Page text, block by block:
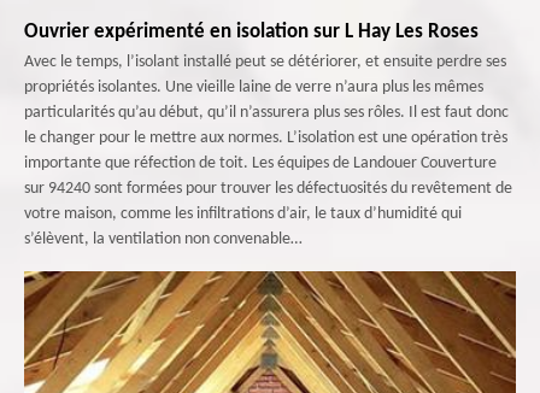
Ouvrier expérimenté en isolation sur L Hay Les Roses
Avec le temps, l’isolant installé peut se détériorer, et ensuite perdre ses
propriétés isolantes. Une vieille laine de verre n’aura plus les mêmes
particularités qu’au début, qu’il n’assurera plus ses rôles. Il est faut donc
le changer pour le mettre aux normes. L’isolation est une opération très
importante que réfection de toit. Les équipes de Landouer Couverture
sur 94240 sont formées pour trouver les défectuosités du revêtement de
votre maison, comme les infiltrations d’air, le taux d’humidité qui
s’élèvent, la ventilation non convenable…